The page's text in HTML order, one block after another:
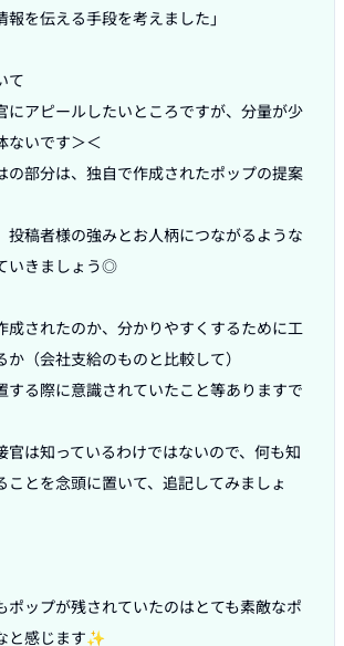
を伝える手段を考えました」
て
にアピールしたいところですが、分量が少
ないです＞＜
の部分は、独自で作成されたポップの提案
投稿者様の強みとお人柄につながるような
いきましょう◎
成されたのか、分かりやすくするために工
（会社支給のものと比較して）
する際に意識されていたこと等ありますで
官は知っているわけではないので、何も知
ことを念頭に置いて、追記してみましょ
ポップが残されていたのはとても素敵なポ
と感じます✨